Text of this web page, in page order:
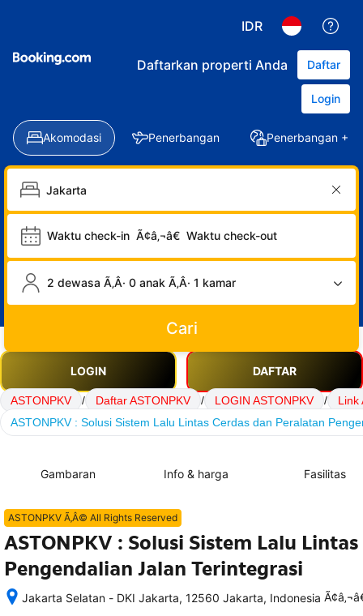
IDR
Daftarkan properti Anda Daftar
Login
Akomodasi Penerbangan Penerbangan +
Waktu check-in Ã¢â‚¬â€ Waktu check-out
2 dewasa Ã‚Â· 0 anak Ã‚Â· 1 kamar
Cari
LOGIN DAFTAR
ASTONPKV / Daftar ASTONPKV / LOGIN ASTONPKV /
Link
ASTONPKV : Solusi Sistem Lalu Lintas Cerdas dan Peralatan
Gambaran Info & harga Fasilitas
ASTONPKV Ã‚Â© All Rights Reserved
ASTONPKV : Solusi Sistem Lalu
Pengendalian Jalan Terintegrasi
Jakarta Selatan - DKI Jakarta, 12560 Jakarta, Indonesia